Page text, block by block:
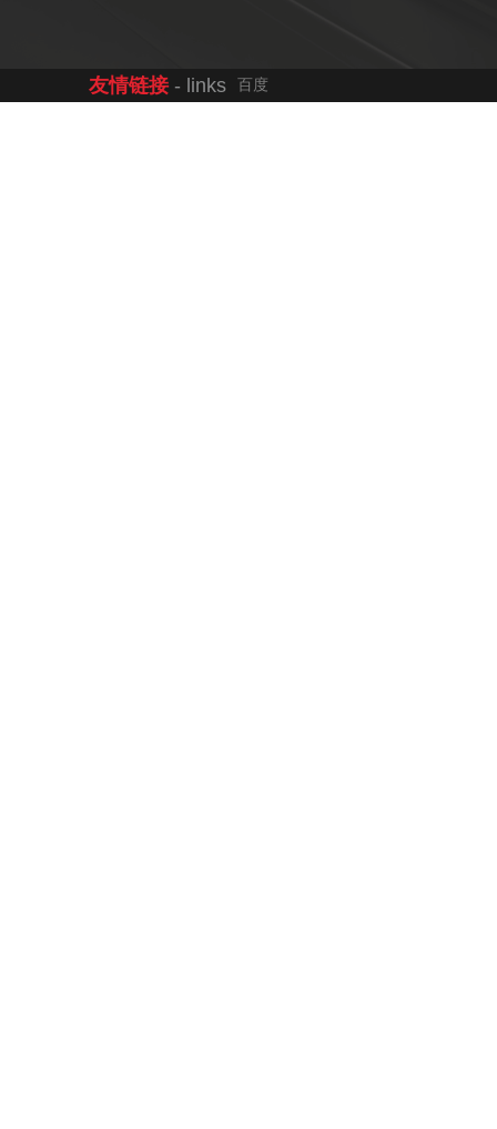
友情链接 - links 百度